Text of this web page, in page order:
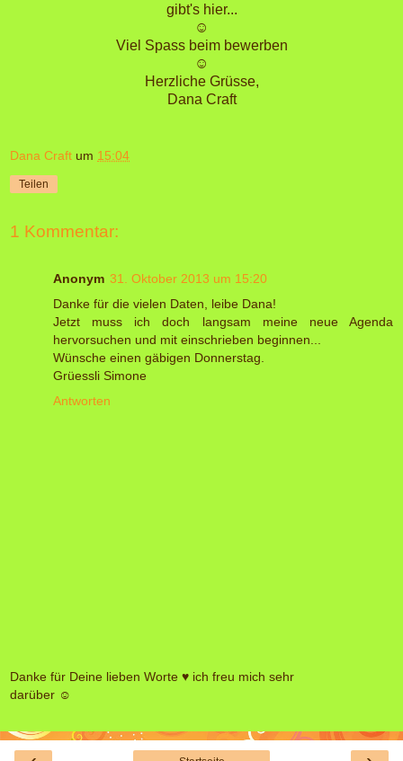
gibt's hier...
☺
Viel Spass beim bewerben
☺
Herzliche Grüsse,
Dana Craft
Dana Craft um 15:04
Teilen
1 Kommentar:
Anonym 31. Oktober 2013 um 15:20
Danke für die vielen Daten, leibe Dana!
Jetzt muss ich doch langsam meine neue Agenda
hervorsuchen und mit einschrieben beginnen...
Wünsche einen gäbigen Donnerstag.
Grüessli Simone
Antworten
Danke für Deine lieben Worte ♥ ich freu mich sehr
darüber ☺